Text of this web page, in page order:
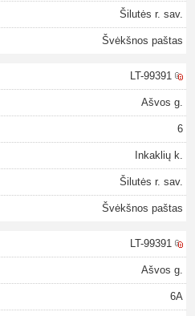
Šilutės r. sav.
Švėkšnos paštas
LT-99391
Ašvos g.
6
Inkaklių k.
Šilutės r. sav.
Švėkšnos paštas
LT-99391
Ašvos g.
6A